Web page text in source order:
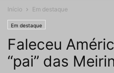
Início Em destaque
Em destaque
Faleceu
“pai” das